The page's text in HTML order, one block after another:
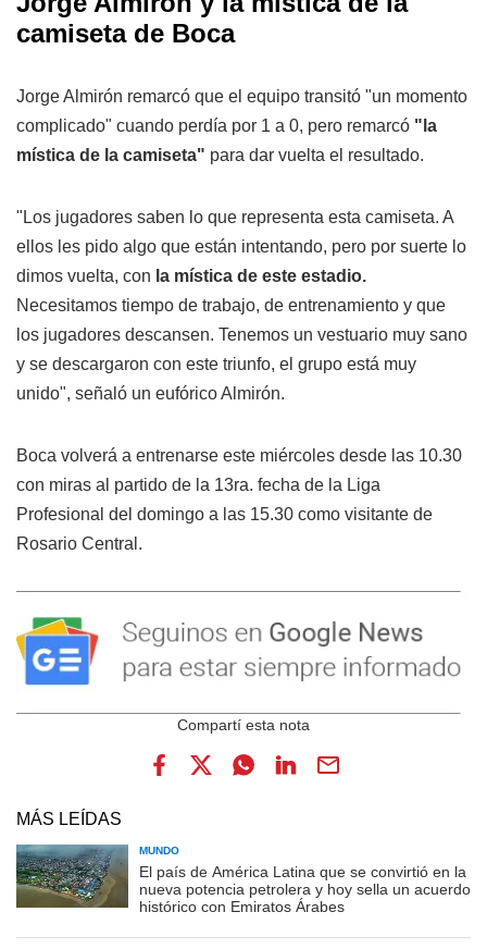
camiseta de Boca
Jorge Almirón remarcó que el equipo transitó "un momento
complicado" cuando perdía por 1 a 0, pero remarcó "la
mística de la camiseta" para dar vuelta el resultado.
"Los jugadores saben lo que representa esta camiseta. A
ellos les pido algo que están intentando, pero por suerte lo
dimos vuelta, con la mística de este estadio.
Necesitamos tiempo de trabajo, de entrenamiento y que
los jugadores descansen. Tenemos un vestuario muy sano
y se descargaron con este triunfo, el grupo está muy
unido", señaló un eufórico Almirón.
Boca volverá a entrenarse este miércoles desde las 10.30
con miras al partido de la 13ra. fecha de la Liga
Profesional del domingo a las 15.30 como visitante de
Rosario Central.
MÁS LEÍDAS
MUNDO
El país de América Latina que se convirtió en la
nueva potencia petrolera y hoy sella un acuerdo
histórico con Emiratos Árabes